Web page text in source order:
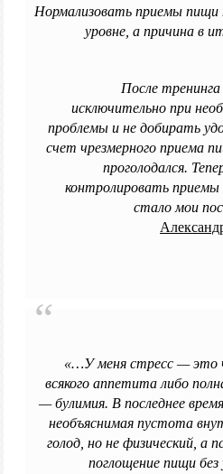
Нормализовать приемы пищи
уровне, а причина в
После
исключительно при
проблемы и не добирать
счет чрезмерного приема
проголодался.
контролировать
стало мои
«…У меня стресс — это
всякого аппетита либо
— булимия. В последнее
необъяснимая пустота
голод, но не физический, а
поглощение пищи